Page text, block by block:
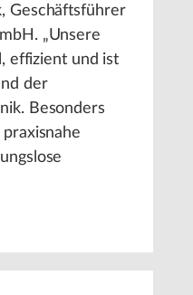
Geschäftsführer
„Unsere
effizient und ist
der
Besonders